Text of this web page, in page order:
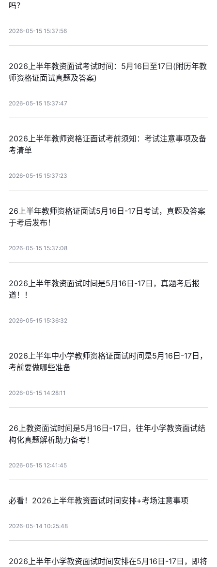
吗？
2026-05-15 15:37:56
2026上半年教资面试考试时间：5月16日至17日(附历年教
师资格证面试真题及答案)
2026-05-15 15:37:47
2026上半年教师资格证面试考前须知：考试注意事项及备
考清单
2026-05-15 15:37:23
26上半年教师资格证面试5月16日-17日考试，真题及答案
于考后发布！
2026-05-15 15:37:08
2026上半年教资面试时间是5月16日-17日，真题考后报
道！！
2026-05-15 15:36:32
2026上半年中小学教师资格证面试时间是5月16日-17日，
考前要做哪些准备
2026-05-15 14:28:11
26上教资面试时间是5月16日-17日，往年小学教资面试结
构化真题解析助力备考！
2026-05-15 12:41:45
必看！2026上半年教资面试时间安排+考场注意事项
2026-05-14 10:25:48
2026上半年小学教资面试时间安排在5月16日-17日，即将